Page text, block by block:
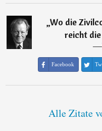
„Wo die
reicht
―
Facebook
Alle Zitate